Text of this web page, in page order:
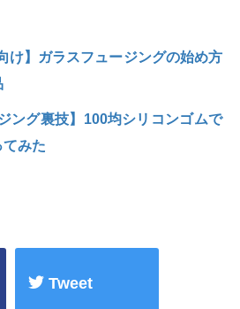
け】ガラスフュージングの始め方
ング裏技】100均シリコンゴムで
てみた
Tweet